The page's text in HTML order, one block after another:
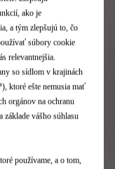
ako je
a tým zlepšujú to, čo
súbory cookie
relevantnejšia.
so sídlom v krajinách
ktoré ešte nemusia mať
orgánov na ochranu
základe vášho súhlasu
používame, a o tom,